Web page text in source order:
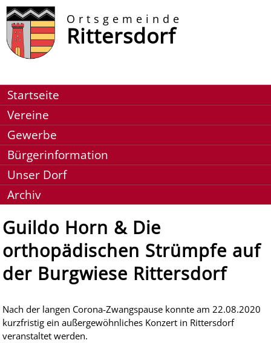
Ortsgemeinde
Rittersdorf
Startseite
Vereine
Gewerbe
Bürgerinformation
Unser Dorf
Archiv
Guildo Horn & Die
orthopädischen Strümpfe auf
der Burgwiese Rittersdorf
Nach der langen Corona-Zwangspause konnte am 22.08.2020
kurzfristig ein außergewöhnliches Konzert in Rittersdorf
veranstaltet werden.